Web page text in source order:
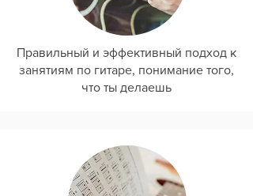
Правильный и эффективный подход к
занятиям по гитаре, понимание того,
что ты делаешь